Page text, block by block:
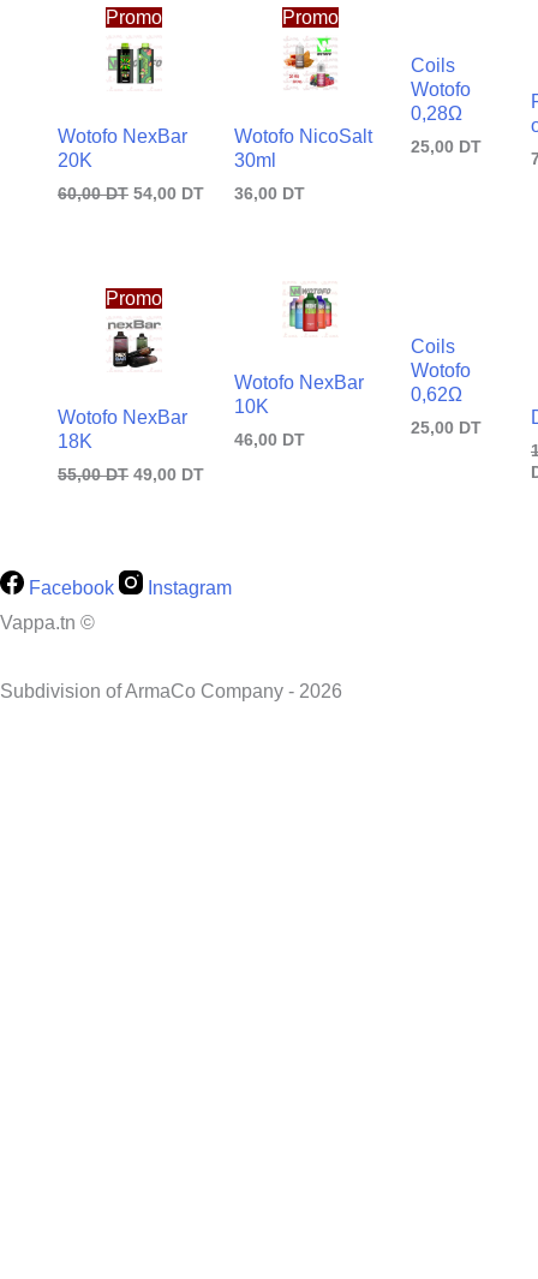
Promo
Wotofo NexBar
20K
60,00DT
prix
initial
était :
60,00
54,00 DT
Promo
Wotofo NicoSalt
30ml
36,00 DT
Coils
Wotofo
0,28Ω
25,00 DT
Promo
Wotofo NexBar
18K
55,00DT
prix
initial
était :
55,00
49,00 DT
Wotofo NexBar
10K
46,00 DT
Coils
Wotofo
0,62Ω
25,00 DT
Facebook
Instagram
Vappa.tn ©
Subdivision of ArmaCo Company - 2026